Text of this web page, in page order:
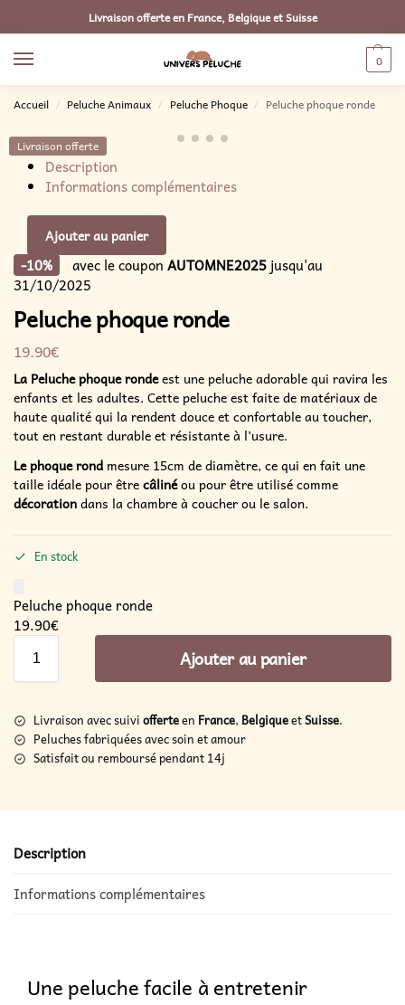
Livraison offerte en France, Belgique et Suisse
0
Accueil / Peluche Animaux / Peluche Phoque / Peluche phoque ronde
Livraison offerte
Description
Informations complémentaires
Ajouter au panier
-10% avec le coupon AUTOMNE2025 jusqu'au
31/10/2025
Peluche phoque ronde
19.90€
La Peluche phoque rondeest une peluche adorable qui ravira les
enfants et les adultes. Cette peluche est faite de matériaux de
haute qualité qui la rendent douce et confortable au toucher,
tout en restant durable et résistante à l’usure.
Le phoque rondmesure 15cm de diamètre, ce qui en fait une
taille idéale pour êtrecâlinéou pour être utilisé comme
décorationdans la chambre à coucher ou le salon.
En stock
Peluche phoque ronde
19.90€
Ajouter au panier
Livraison avec suiviofferteen France, BelgiqueetSuisse.
Peluches fabriquées avec soin et amour
Satisfait ou remboursé pendant 14j
Description
Informations complémentaires
Une peluche facile à entretenir